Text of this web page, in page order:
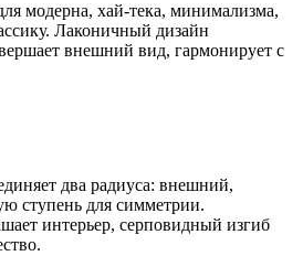
модерна, хай-тека, минимализма,
Лаконичный дизайн
внешний вид, гармонирует с
два радиуса: внешний,
ступень для симметрии.
интерьер, серповидный изгиб